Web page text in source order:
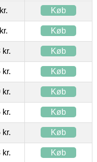
Køb
Køb
kr. Køb
kr. Køb
kr. Køb
kr. Køb
kr. Køb
kr. Køb